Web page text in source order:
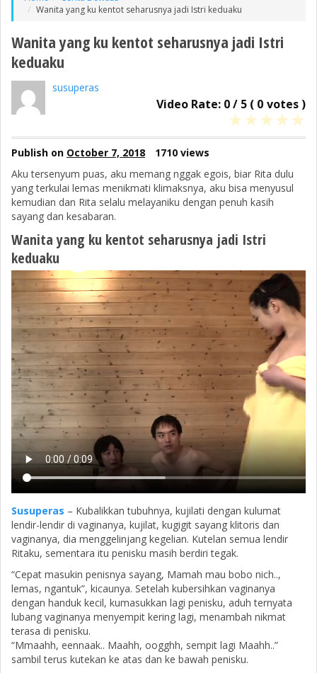
Wanita yang ku kentot seharusnya jadi Istri keduaku
Wanita yang ku kentot seharusnya jadi Istri
keduaku
susuperas
Video Rate: 0/ 5 ( 0 votes )
★★★★★
Publish on October 7, 2018
1710 views
Aku tersenyum puas, aku memang nggak egois, biar Rita dulu
yang terkulai lemas menikmati klimaksnya, aku bisa menyusul
kemudian dan Rita selalu melayaniku dengan penuh kasih
sayang dan kesabaran.
Wanita yang ku kentot seharusnya jadi Istri
keduaku
Susuperas – Kubalikkan tubuhnya, kujilati dengan kulumat
lendir-lendir di vaginanya, kujilat, kugigit sayang klitoris dan
vaginanya, dia menggelinjang kegelian. Kutelan semua lendir
Ritaku, sementara itu penisku masih berdiri tegak.
“Cepat masukin penisnya sayang, Mamah mau bobo nich..,
lemas, ngantuk”, kicaunya. Setelah kubersihkan vaginanya
dengan handuk kecil, kumasukkan lagi penisku, aduh ternyata
lubang vaginanya menyempit kering lagi, menambah nikmat
terasa di penisku.
“Mmaahh, eennaak.. Maahh, oogghh, sempit lagi Maahh..”
sambil terus kutekan ke atas dan ke bawah penisku.